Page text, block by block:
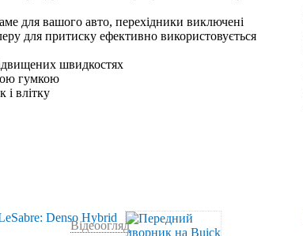
для вашого авто, перехідники виключені
для притиску ефективно використовується
швидкостях
гумкою
і влітку
Відеоогляд